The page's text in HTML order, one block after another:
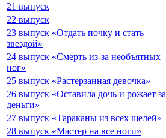
21 выпуск
22 выпуск
23 выпуск «Отдать почку и стать
звездой»
24 выпуск «Смерть из-за необъятных
ног»
25 выпуск «Растерзанная девочка»
26 выпуск «Оставила дочь и рожает за
деньги»
27 выпуск «Тараканы из всех щелей»
28 выпуск «Мастер на все ноги»